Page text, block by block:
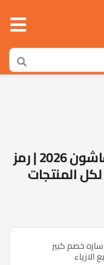
كود خصم ريفا فاشون 2026 | رمز
خصم كبير